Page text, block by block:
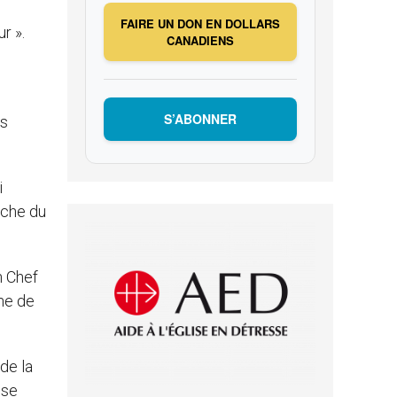
».
du
Chef
de
la
FAIRE UN DON EN DOLLARS
CANADIENS
S’ABONNER